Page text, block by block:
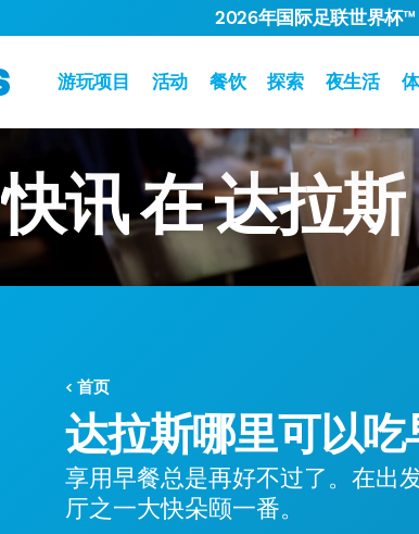
游玩项目 活动 餐饮 探索 夜生活
2026年国际足联世界杯™
快讯在达拉斯
首页
达拉斯哪里可以吃
享用早餐总是再好不过了。在出
厅之一大快朵颐一番。